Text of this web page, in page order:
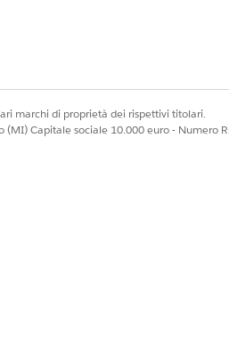
marchi di proprietà dei rispettivi titolari.
Capitale sociale 10.000 euro - Numero